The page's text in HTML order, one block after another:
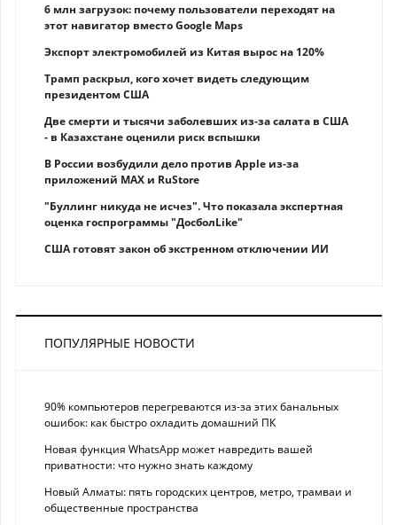
6 млн загрузок: почему пользователи переходят на
этот навигатор вместо Google Maps
Экспорт электромобилей из Китая вырос на 120%
Трамп раскрыл, кого хочет видеть следующим
президентом США
Две смерти и тысячи заболевших из-за салата в США
- в Казахстане оценили риск вспышки
В России возбудили дело против Apple из-за
приложений MAX и RuStore
"Буллинг никуда не исчез". Что показала экспертная
оценка госпрограммы "ДосболLike"
США готовят закон об экстренном отключении ИИ
ПОПУЛЯРНЫЕ НОВОСТИ
90% компьютеров перегреваются из-за этих банальных
ошибок: как быстро охладить домашний ПК
Новая функция WhatsApp может навредить вашей
приватности: что нужно знать каждому
Новый Алматы: пять городских центров, метро, трамваи и
общественные пространства